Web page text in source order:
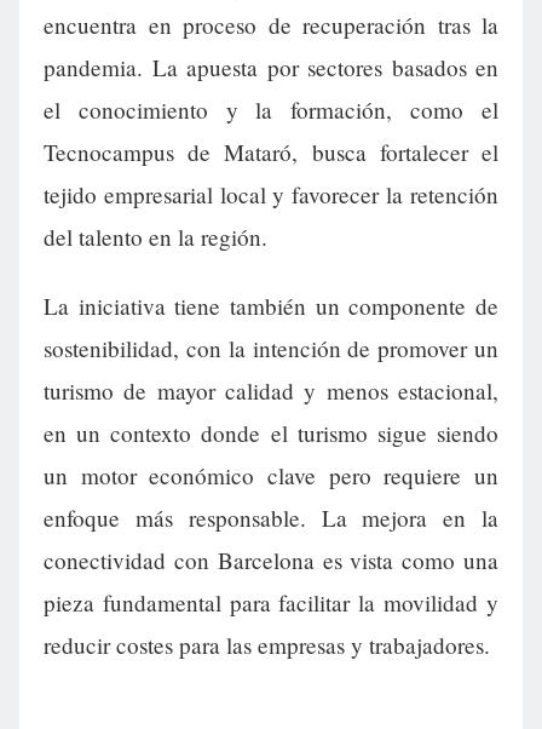
encuentra en proceso de recuperación tras la
pandemia. La apuesta por sectores basados en
el conocimiento y la formación, como el
Tecnocampus de Mataró, busca fortalecer el
tejido empresarial local y favorecer la retención
del talento en la región.
La iniciativa tiene también un componente de
sostenibilidad, con la intención de promover un
turismo de mayor calidad y menos estacional,
en un contexto donde el turismo sigue siendo
un motor económico clave pero requiere un
enfoque más responsable. La mejora en la
conectividad con Barcelona es vista como una
pieza fundamental para facilitar la movilidad y
reducir costes para las empresas y trabajadores.